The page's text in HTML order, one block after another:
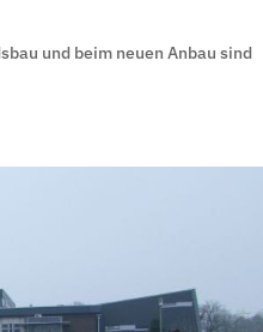
und beim neuen Anbau sind